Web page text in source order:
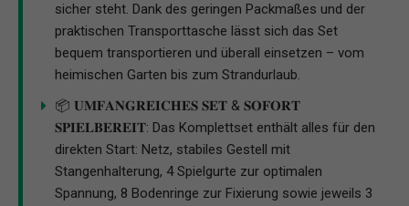
sicher steht. Dank des geringen Packmaßes und der
praktischen Transporttasche lässt sich das Set
bequem transportieren und überall einsetzen – vom
heimischen Garten bis zum Strandurlaub.
📦 𝐔𝐌𝐅𝐀𝐍𝐆𝐑𝐄𝐈𝐂𝐇𝐄𝐒 𝐒𝐄𝐓 & 𝐒𝐎𝐅𝐎𝐑𝐓
𝐒𝐏𝐈𝐄𝐋𝐁𝐄𝐑𝐄𝐈𝐓: Das Komplettset enthält alles für den
direkten Start: Netz, stabiles Gestell mit
Stangenhalterung, 4 Spielgurte zur optimalen
Spannung, 8 Bodenringe zur Fixierung sowie jeweils 3